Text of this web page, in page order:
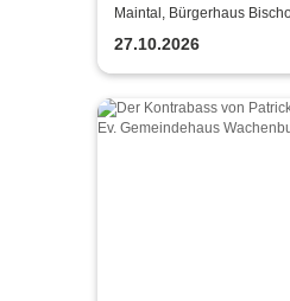
Benefizkonzert
Maintal, Bürgerhaus
27.10.2026